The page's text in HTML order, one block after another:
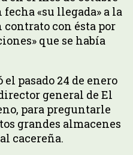
fecha «su llegada» a la
con ésta por
que se había
pasado 24 de enero
general de El
para preguntarle
grandes almacenes
cacereña.